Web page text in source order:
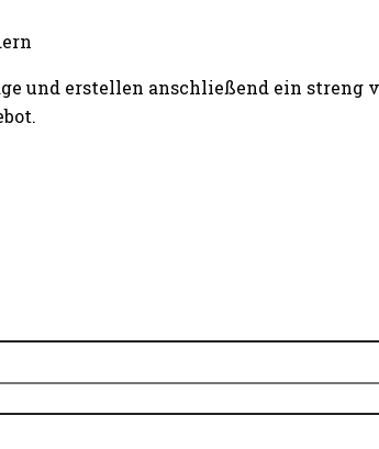
und erstellen anschließend ein streng